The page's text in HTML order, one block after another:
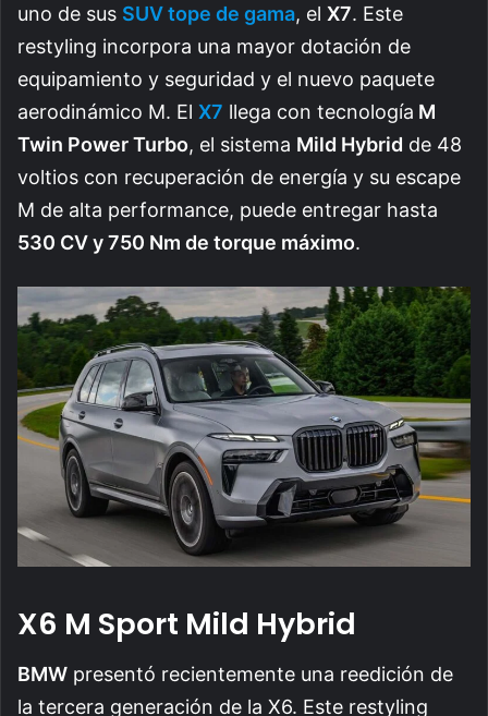
uno de sus SUV tope de gama, el X7. Este
restyling incorpora una mayor dotación de
equipamiento y seguridad y el nuevo paquete
aerodinámico M. El X7 llega con tecnología M
Twin Power Turbo, el sistema Mild Hybrid de 48
voltios con recuperación de energía y su escape
M de alta performance, puede entregar hasta
530 CV y 750 Nm de torque máximo.
X6 M Sport Mild Hybrid
BMW presentó recientemente una reedición de
la tercera generación de la X6. Este restyling